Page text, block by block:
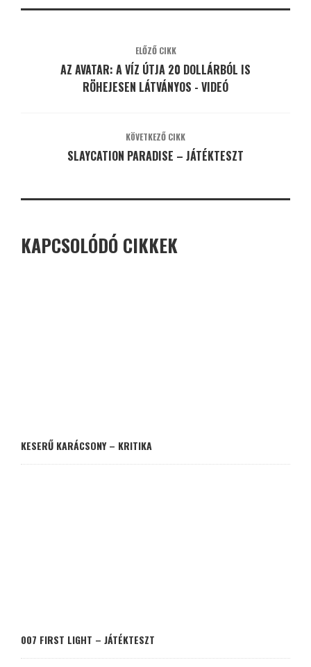
ELŐZŐ CIKK
AZ AVATAR: A VÍZ ÚTJA 20 DOLLÁRBÓL IS
RÖHEJESEN LÁTVÁNYOS - VIDEÓ
KÖVETKEZŐ CIKK
SLAYCATION PARADISE – JÁTÉKTESZT
KAPCSOLÓDÓ CIKKEK
KESERŰ KARÁCSONY – KRITIKA
007 FIRST LIGHT – JÁTÉKTESZT